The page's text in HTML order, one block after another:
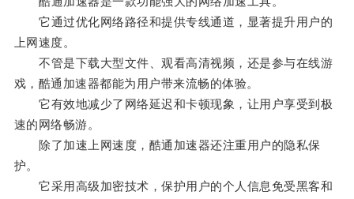
它通过优化网络路径和提供专线通道，显著提升用户的
上网速度。
不管是下载大型文件、观看高清视频，还是参与在线游
戏，酷通加速器都能为用户带来流畅的体验。
它有效地减少了网络延迟和卡顿现象，让用户享受到极
速的网络畅游。
除了加速上网速度，酷通加速器还注重用户的隐私保
护。
它采用高级加密技术，保护用户的个人信息免受黑客和